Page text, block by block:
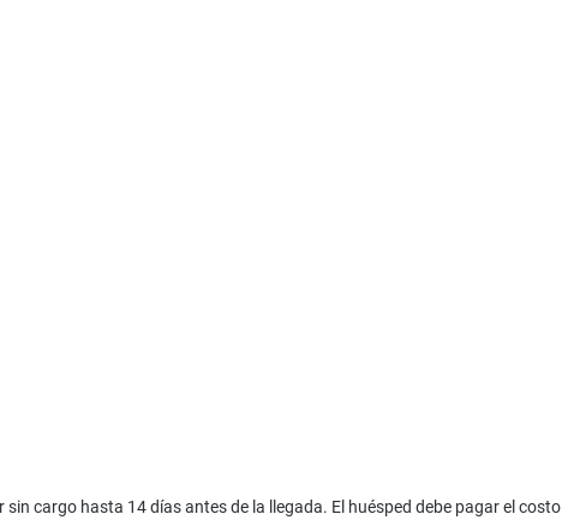
sin cargo hasta 14 días antes de la llegada. El huésped debe pagar el costo